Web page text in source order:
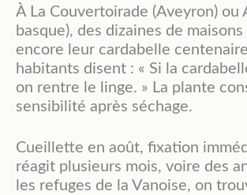
À La Couvertoirade (Aveyron) ou
basque), des dizaines de
encore leur cardabelle
habitants disent : « Si la
on rentre le linge. » La plante
sensibilité après séchage.
Cueillette en août, fixation
réagit plusieurs mois, voire des
les refuges de la Vanoise, on